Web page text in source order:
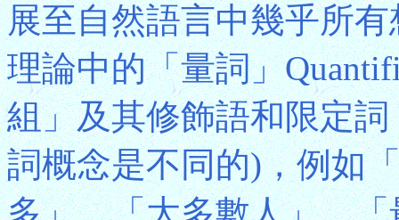
展至自然語言中幾乎所
理論中的「量詞」
組」及其修飾語和限定
詞概念是不同的)，例如